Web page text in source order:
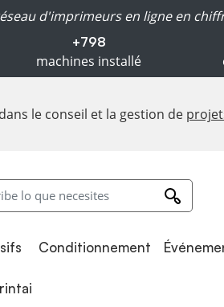
d'imprimeurs en ligne en
+798
machines installé
le conseil et la gestion de
Conditionnement
Conditionnement